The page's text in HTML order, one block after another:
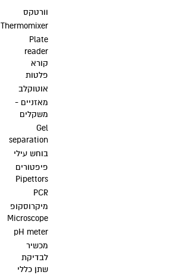
וורטקס
Thermomixer
Plate
reader
קורא
פלטות
אוטוקלב
מאזניים -
משקלים
Gel
separation
בוחש עילי
פיפטורים
Pipettors
PCR
מיקרוסקופ
Microscope
pH meter
מכשיר
לבדיקת
שתן כללי